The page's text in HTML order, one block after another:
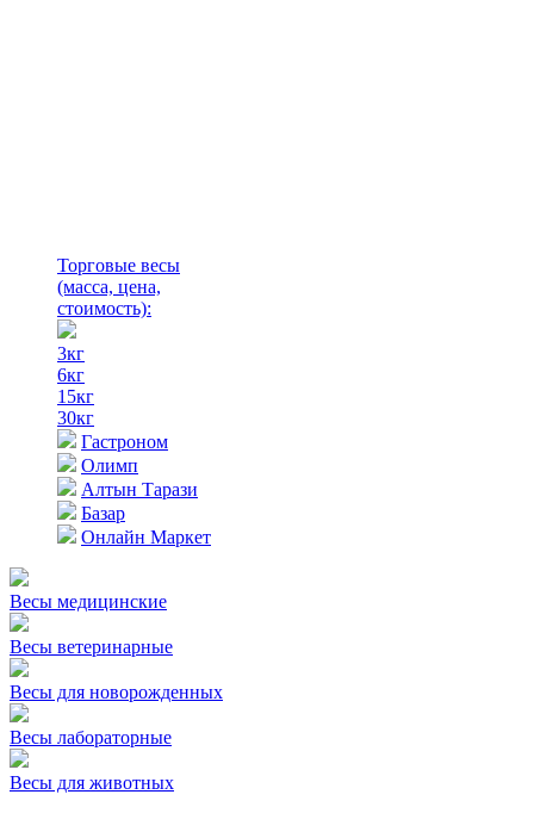
Торговые весы
(масса, цена,
стоимость):
3кг
6кг
15кг
30кг
Гастроном
Олимп
Алтын Тарази
Базар
Онлайн Маркет
Весы медицинские
Весы ветеринарные
Весы для новорожденных
Весы лабораторные
Весы для животных